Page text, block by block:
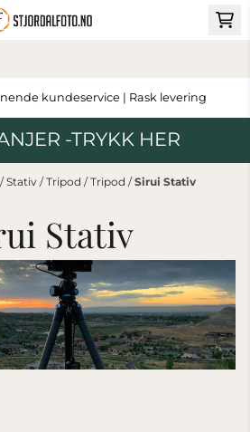
kundeservice | Rask levering
-TRYKK HER
/Stativ /Tripod /Tripod /Sirui Stativ
Stativ